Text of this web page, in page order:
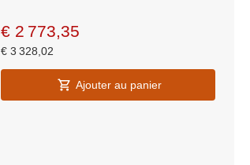
€ 2 773,35
€ 3 328,02
Ajouter au panier